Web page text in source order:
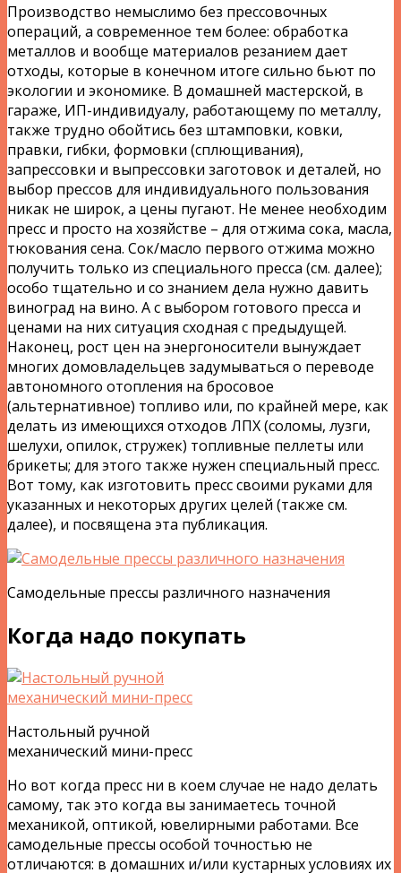
Производство немыслимо без прессовочных
операций, а современное тем более: обработка
металлов и вообще материалов резанием дает
отходы, которые в конечном итоге сильно бьют по
экологии и экономике. В домашней мастерской, в
гараже, ИП-индивидуалу, работающему по металлу,
также трудно обойтись без штамповки, ковки,
правки, гибки, формовки (сплющивания),
запрессовки и выпрессовки заготовок и деталей, но
выбор прессов для индивидуального пользования
никак не широк, а цены пугают. Не менее необходим
пресс и просто на хозяйстве – для отжима сока, масла,
тюкования сена. Сок/масло первого отжима можно
получить только из специального пресса (см. далее);
особо тщательно и со знанием дела нужно давить
виноград на вино. А с выбором готового пресса и
ценами на них ситуация сходная с предыдущей.
Наконец, рост цен на энергоносители вынуждает
многих домовладельцев задумываться о переводе
автономного отопления на бросовое
(альтернативное) топливо или, по крайней мере, как
делать из имеющихся отходов ЛПХ (соломы, лузги,
шелухи, опилок, стружек) топливные пеллеты или
брикеты; для этого также нужен специальный пресс.
Вот тому, как изготовить пресс своими руками для
указанных и некоторых других целей (также см.
далее), и посвящена эта публикация.
Самодельные прессы различного назначения
Когда надо покупать
Настольный ручной
механический мини-пресс
Но вот когда пресс ни в коем случае не надо делать
самому, так это когда вы занимаетесь точной
механикой, оптикой, ювелирными работами. Все
самодельные прессы особой точностью не
отличаются: в домашних и/или кустарных условиях их